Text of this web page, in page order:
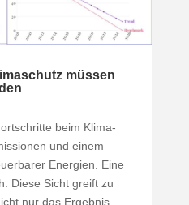
müssen
beim Klima­
und einem
Energien. Eine
Diese Sicht greift zu
nur das Ergebnis,